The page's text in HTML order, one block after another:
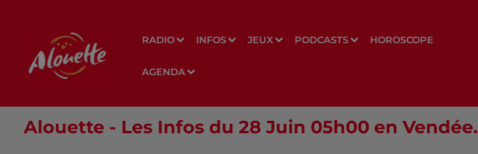
RADIO INFOS JEUX PODCASTS HOROSCOPE
AGENDA
Alouette - Les Infos du 28 Juin 05h00 en Vendée.